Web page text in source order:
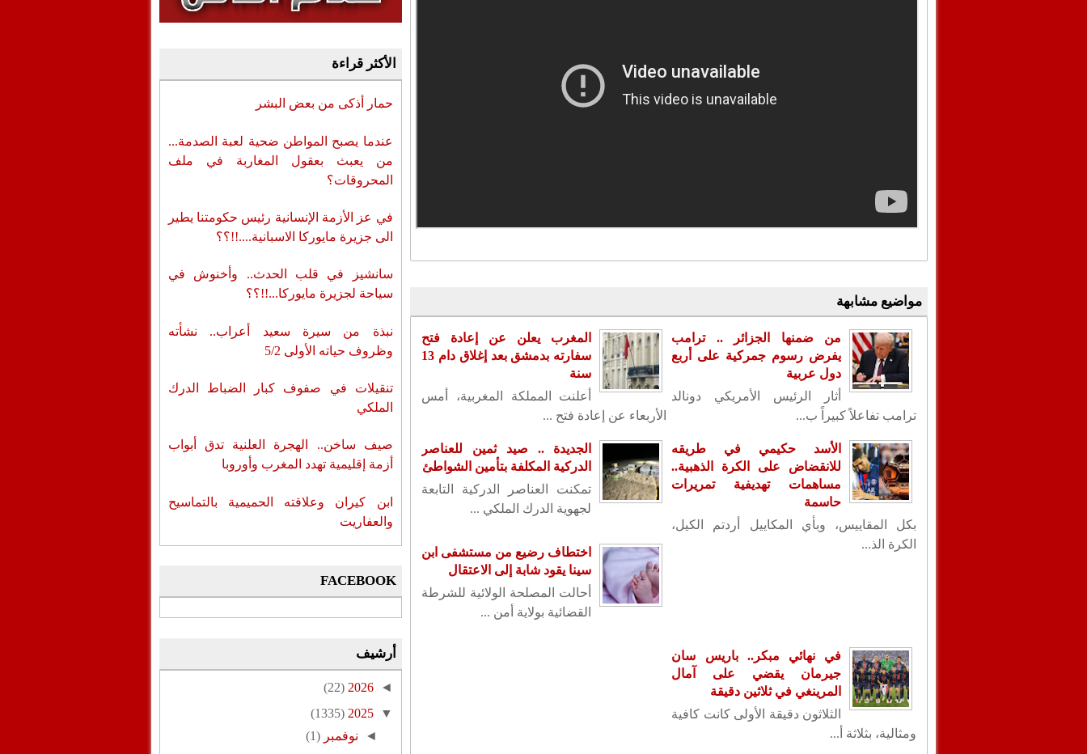
مواضيع مشابهة
من ضمنها الجزائر .. ترامب
يفرض رسوم جمركية على أربع
دول عربية
أثار الرئيس الأمريكي دونالد
ترامب تفاعلاً كبيراً ب...
المغرب يعلن عن إعادة فتح
سفارته بدمشق بعد إغلاق دام 13
سنة
أعلنت المملكة المغربية، أمس
الأربعاء عن إعادة فتح ...
الأسد حكيمي في طريقه
للانقضاض على الكرة الذهبية..
مساهمات تهديفية تمريرات
حاسمة
بكل المقاييس، وبأي المكاييل أردتم الكيل،
الكرة الذ...
الجديدة .. صيد ثمين للعناصر
الدركية المكلفة بتأمين الشواطئ
تمكنت العناصر الدركية التابعة
لجهوية الدرك الملكي ...
اختطاف رضيع من مستشفى ابن
سينا يقود شابة إلى الاعتقال
أحالت المصلحة الولائية للشرطة
القضائية بولاية أمن ...
في نهائي مبكر.. باريس سان
جيرمان يقضي على آمال
المرينغي في ثلاثين دقيقة
الثلاثون دقيقة الأولى كانت كافية
ومثالية، بثلاثة أ...
الأكثر قراءة
حمار أذكى من بعض البشر
عندما يصبح المواطن ضحية لعبة الصدمة...
من يعبث بعقول المغاربة في ملف
المحروقات؟
في عز الأزمة الإنسانية رئيس حكومتنا يطير
الى جزيرة مايوركا الاسبانية....!!؟؟
سانشيز في قلب الحدث.. وأخنوش في
سياحة لجزيرة مايوركا...!!؟؟
نبذة من سيرة سعيد أعراب.. نشأته
وظروف حياته الأولى 5/2
تنقيلات في صفوف كبار الضباط الدرك
الملكي
صيف ساخن.. الهجرة العلنية تدق أبواب
أزمة إقليمية تهدد المغرب وأوروبا
ابن كيران وعلاقته الحميمية بالتماسيح
والعفاريت
FACEBOOK
أرشيف
◄
2026
(22)
▼
2025
(1335)
◄ نوفمبر(1)